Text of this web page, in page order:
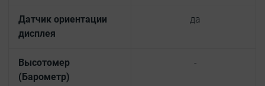
Датчик ориентации
дисплея
да
Высотомер
(Барометр)
-